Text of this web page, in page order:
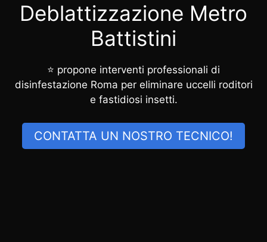
Deblattizzazione Metro
Battistini
⭐ propone interventi professionali di
disinfestazione Roma per eliminare uccelli roditori
e fastidiosi insetti.
CONTATTA UN NOSTRO TECNICO!